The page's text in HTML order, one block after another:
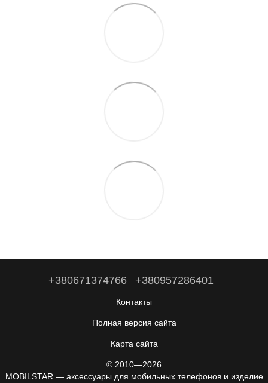
+380671374766 +380957286401
Контакты
Полная версия сайта
Карта сайта
© 2010—2026
MOBILSTAR — аксессуары для мобильных телефонов и изделие